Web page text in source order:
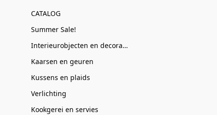
CATALOG
Summer Sale!
Interieurobjecten en decoratie
Kaarsen en geuren
Kussens en plaids
Verlichting
Kookgerei en servies